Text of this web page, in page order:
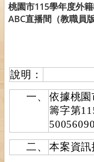
桃園市115學年度外
ABC直播間（教職員版
說明：
一、
依據桃
籌字第
二、
本案資訊